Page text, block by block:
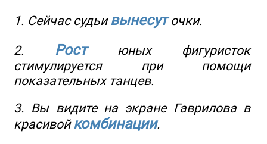
1. Сейчас судьивынесуточки.
2. Ростюных фигуристок
стимулируется при помощи
показательных танцев.
3. Вы видите на экране Гаврилова в
красивойкомбинации.